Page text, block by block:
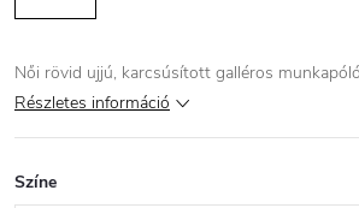
Női rövid ujjú, karcsúsított galléros
Részletes információ
Színe